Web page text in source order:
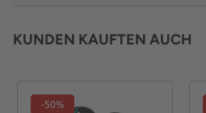
KUNDEN KAUFTEN AUCH
-50%